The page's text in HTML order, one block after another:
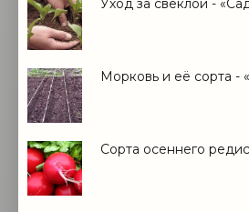
Уход за свеклой -
Морковь и её сорта -
Сорта осеннего